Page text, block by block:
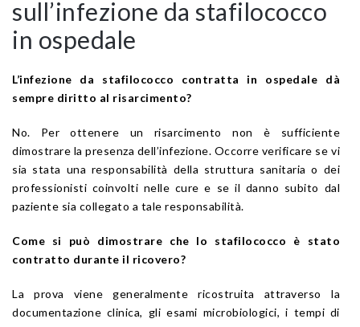
sull’infezione da stafilococco
in ospedale
L’infezione da stafilococco contratta in ospedale dà
sempre diritto al risarcimento?
No. Per ottenere un risarcimento non è sufficiente
dimostrare la presenza dell’infezione. Occorre verificare se vi
sia stata una responsabilità della struttura sanitaria o dei
professionisti coinvolti nelle cure e se il danno subito dal
paziente sia collegato a tale responsabilità.
Come si può dimostrare che lo stafilococco è stato
contratto durante il ricovero?
La prova viene generalmente ricostruita attraverso la
documentazione clinica, gli esami microbiologici, i tempi di